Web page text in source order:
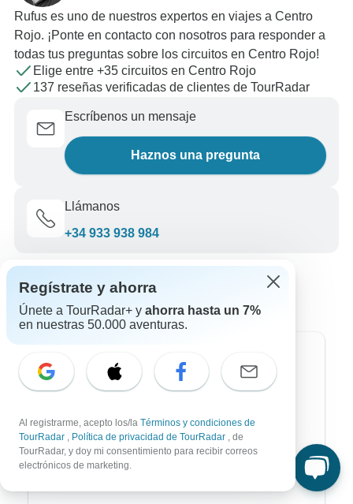
Rufus es uno de nuestros expertos en viajes a Centro
Rojo. ¡Ponte en contacto con nosotros para responder a
todas tus preguntas sobre los circuitos en Centro Rojo!
Elige entre +35 circuitos en Centro Rojo
137 reseñas verificadas de clientes de TourRadar
Escríbenos un mensaje
Haznos una pregunta
Llámanos
+34 933 938 984
Asia
Australia / Oceanía
Regístrate y ahorra
Únete a TourRadar+ y ahorra hasta un 7%
en nuestras 50.000 aventuras.
Al registrarme, acepto los/la Términos y condiciones de
TourRadar , Política de privacidad de TourRadar , de
TourRadar, y doy mi consentimiento para recibir correos
electrónicos de marketing.